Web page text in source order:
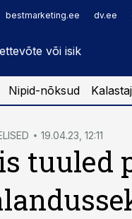
bestmarketing.ee dv.ee
Nipid-nõksud
19.04.23, 12:11
tuuled